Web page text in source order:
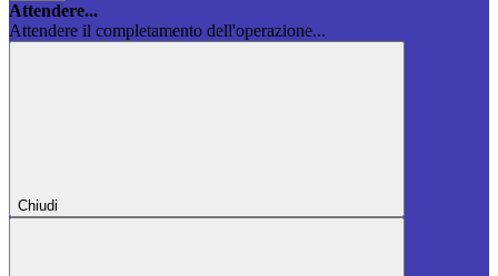
Attendere...
Attendere il completamento dell'operazione...
Chiudi